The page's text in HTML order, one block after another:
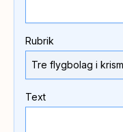
Rubrik
Text